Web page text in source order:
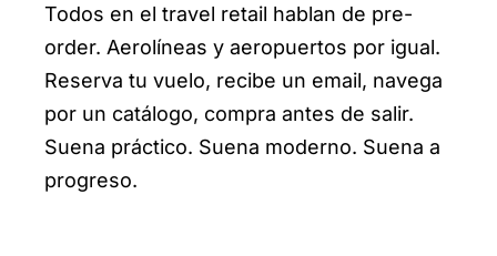
Todos en el travel retail hablan de pre-
order. Aerolíneas y aeropuertos por igual.
Reserva tu vuelo, recibe un email, navega
por un catálogo, compra antes de salir.
Suena práctico. Suena moderno. Suena a
progreso.